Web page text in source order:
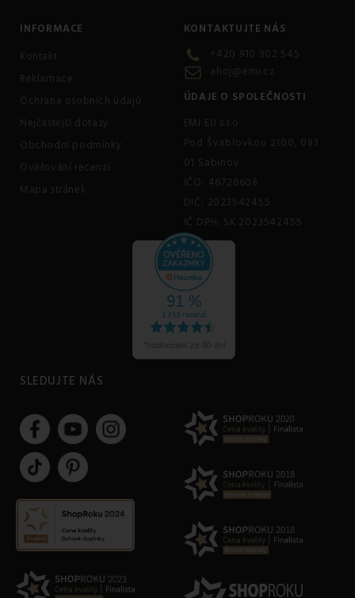
INFORMACE
Kontakt
Reklamace
Ochrana osobních údajů
Nejčastejší dotazy
Obchodní podmínky
Ověřování recenzí
Mapa stránek
KONTAKTUJTE NÁS
+420 910 902 545
ahoj@emi.cz
ÚDAJE O SPOLEČNOSTI
EMI EU s.r.o.
Pod Švabľovkou 2100, 083
01 Sabinov
IČO: 46726608
DIČ: 2023542455
IČ DPH: SK 2023542455
SLEDUJTE NÁS